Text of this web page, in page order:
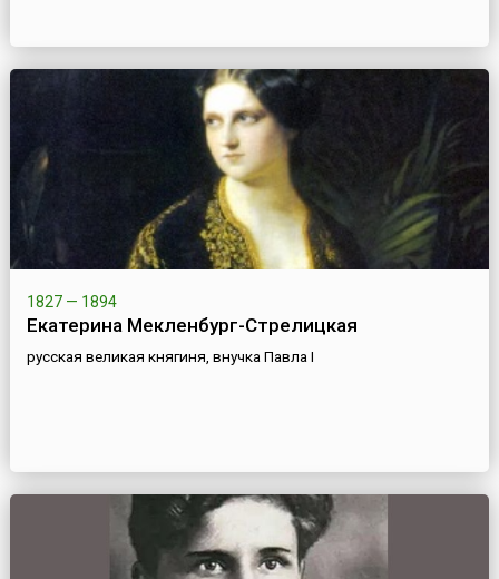
1827 — 1894
Екатерина Мекленбург-Стрелицкая
русская великая княгиня, внучка Павла I